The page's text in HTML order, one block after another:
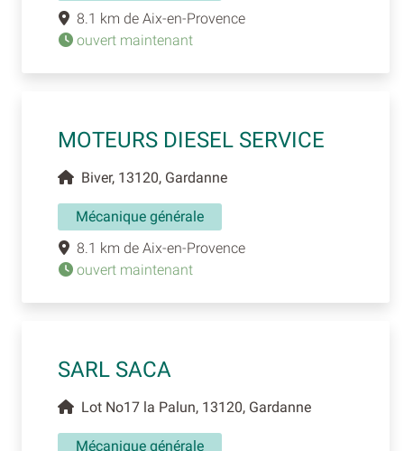
8.1 km de Aix-en-Provence
ouvert maintenant
MOTEURS DIESEL SERVICE
Biver, 13120, Gardanne
Mécanique générale
8.1 km de Aix-en-Provence
ouvert maintenant
SARL SACA
Lot No17 la Palun, 13120, Gardanne
Mécanique générale